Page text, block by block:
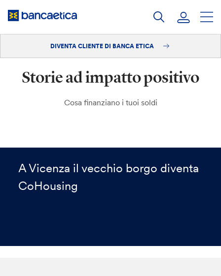
Diventa cliente
DIVENTA CLIENTE DI BANCA ETICA
Storie ad impatto positivo
Cosa finanziano i tuoi soldi
A Vicenza il vecchio borgo diventa
CoHousing